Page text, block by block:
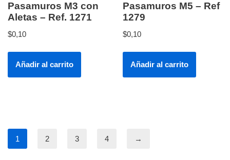
Pasamuros M3 con
Aletas – Ref. 1271
$0,10
Añadir al carrito
Pasamuros M5 – Ref
1279
$0,10
Añadir al carrito
1 2 3 4 →